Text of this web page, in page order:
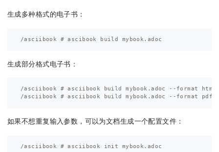
生成多种格式的电子书：
生成部分格式电子书：
/asciibook # asciibook build mybook.adoc --format html
如果不想重复输入参数，可以为文档生成一个配置文件：